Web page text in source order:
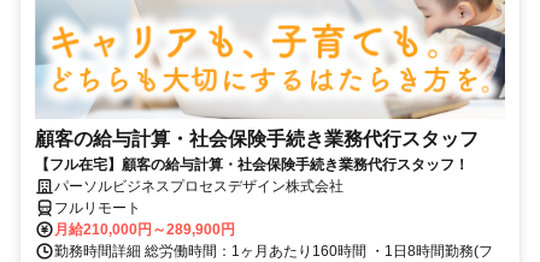
顧客の給与計算・社会保険手続き業務代行スタッフ
【フル在宅】顧客の給与計算・社会保険手続き業務代行スタッフ！
パーソルビジネスプロセスデザイン株式会社
フルリモート
月給210,000円～289,900円
勤務時間詳細 総労働時間：1ヶ月あたり160時間 ・1日8時間勤務(フ